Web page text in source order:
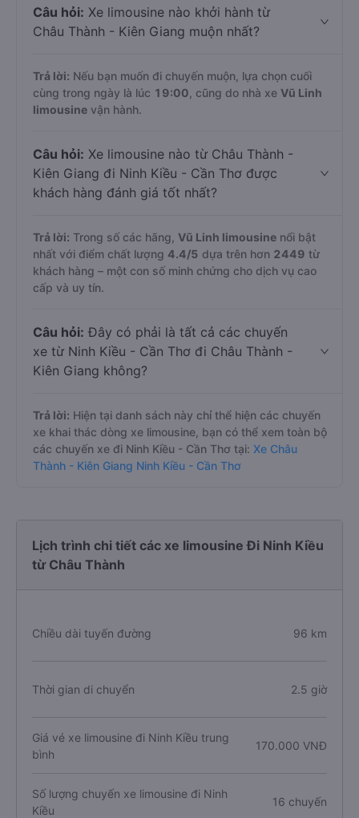
Câu hỏi: Xe limousine nào khởi hành từ
Châu Thành - Kiên Giang muộn nhất?
Trả lời: Nếu bạn muốn đi chuyến muộn, lựa chọn cuối
cùng trong ngày là lúc 19:00 , cũng do nhà xe Vũ Linh
limousine vận hành.
Câu hỏi: Xe limousine nào từ Châu Thành -
Kiên Giang đi Ninh Kiều - Cần Thơ được
khách hàng đánh giá tốt nhất?
Trả lời: Trong số các hãng, Vũ Linh limousine nổi bật
nhất với điểm chất lượng 4.4/5 dựa trên hơn 2449 từ
khách hàng – một con số minh chứng cho dịch vụ cao
cấp và uy tín.
Câu hỏi: Đây có phải là tất cả các chuyến
xe từ Ninh Kiều - Cần Thơ đi Châu Thành -
Kiên Giang không?
Trả lời: Hiện tại danh sách này chỉ thể hiện các chuyến
xe khai thác dòng xe limousine, bạn có thể xem toàn bộ
các chuyến xe đi Ninh Kiều - Cần Thơ tại: Xe Châu
Thành - Kiên Giang Ninh Kiều - Cần Thơ
Lịch trình chi tiết các xe limousine Đi Ninh Kiều
từ Châu Thành
Chiều dài tuyến đường 96 km
Thời gian di chuyển 2.5 giờ
Giá vé xe limousine đi Ninh Kiều trung
bình
170.000 VNĐ
Số lượng chuyến xe limousine đi Ninh
Kiều
16 chuyến